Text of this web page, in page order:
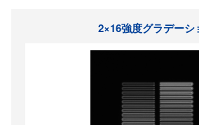
2×16強度グラデーシ